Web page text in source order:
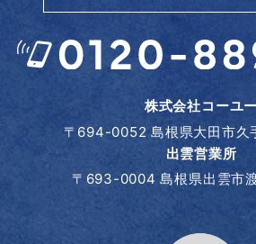
株式会社コーユー
〒694-0052 島根県大田市久
出雲営業所
〒693-0004 島根県出雲市